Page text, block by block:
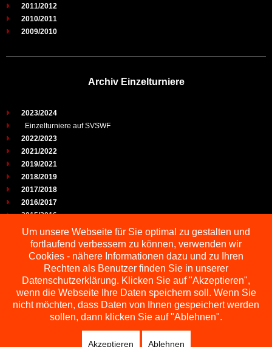
2011/2012
2010/2011
2009/2010
Archiv Einzelturniere
2023/2024
Einzelturniere auf SVSWF
2022/2023
2021/2022
2019/2021
2018/2019
2017/2018
2016/2017
2015/2016
2014/2015
2013/2014
2012/2013
2011/2012
2010/2011
2009/2010
Um unsere Webseite für Sie optimal zu gestalten und
fortlaufend verbessern zu können, verwenden wir
Cookies - nähere Informationen dazu und zu Ihren
Rechten als Benutzer finden Sie in unserer
Datenschutzerklärung. Klicken Sie auf "Akzeptieren",
wenn die Webseite Ihre Daten speichern soll. Wenn Sie
nicht möchten, dass Daten von Ihnen gespeichert werden
sollen, dann klicken Sie auf "Ablehnen".
Akzeptieren Ablehnen